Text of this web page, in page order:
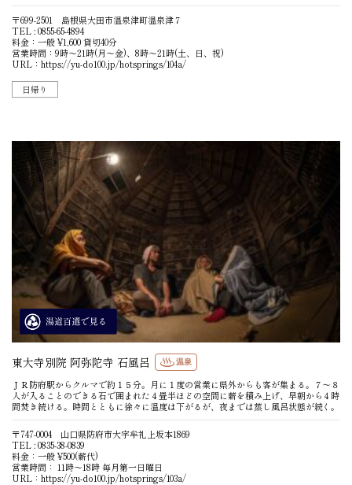
〒699-2501 島根県大田市温泉津町温泉津７
TEL : 0855-65-4894
料金：一般 ¥1,600 貸切40分
営業時間：9時〜21時(月〜金)、8時〜21時(土、日、祝)
URL： https://yu-do100.jp/hotsprings/104a/
日帰り
東大寺別院 阿弥陀寺 石風呂 温泉
ＪＲ防府駅からクルマで約１５分。月に１度の営業に県外からも客が集まる。７〜８
人が入ることのできる石で囲まれた４畳半ほどの空間に薪を積み上げ、早朝から４時
間焚き続ける。時間とともに徐々に温度は下がるが、夜までは蒸し風呂状態が続く。
〒747-0004 山口県防府市大字牟礼上坂本1869
TEL : 0835-38-0839
料金：一般 ¥500(薪代)
営業時間： 11時〜18時 毎月第一日曜日
URL： https://yu-do100.jp/hotsprings/103a/